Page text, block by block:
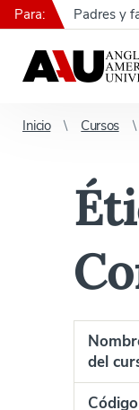
Para: Padres y
Inicio Cursos
del